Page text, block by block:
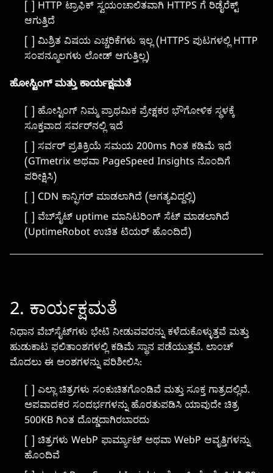
[ ] HTTP ಟ್ರಾಫಿಕ್ ಸ್ವಯಂಚಾಲಿತವಾಗಿ HTTPS ಗೆ ರಿಡೈರೆಕ್ಟ್
ಆಗುತ್ತಿದೆ
[ ] ಮಿಶ್ರಿತ ವಿಷಯ ಎಚ್ಚರಿಕೆಗಳು ಇಲ್ಲ (HTTPS ಪುಟಗಳಲ್ಲಿ HTTP
ಸಂಪನ್ಮೂಲಗಳು ಲೋಡ್ ಆಗುತ್ತಿಲ್ಲ)
ಹೋಸ್ಟಿಂಗ್ ಮತ್ತು ಕಾರ್ಯಕ್ಷಮತೆ
[ ] ಹೋಸ್ಟಿಂಗ್ ನಿಮ್ಮ ಪ್ರಾಥಮಿಕ ಪ್ರೇಕ್ಷಕರ ಭೌಗೋಳಿಕ ಸ್ಥಳಕ್ಕೆ
ಸೂಕ್ತವಾದ ಸರ್ವರ್‌ನಲ್ಲಿ ಇದೆ
[ ] ಸರ್ವರ್ ಪ್ರತಿಕ್ರಿಯೆ ಸಮಯ 200ms ಗಿಂತ ಕಡಿಮೆ ಇದೆ
(GTmetrix ಅಥವಾ PageSpeed Insights ನೊಂದಿಗೆ
ಪರೀಕ್ಷಿಸಿ)
[ ] CDN ಕಾನ್ಫಿಗರ್ ಮಾಡಲಾಗಿದೆ (ಅಗತ್ಯವಿದ್ದಲ್ಲಿ)
[ ] ವೆಬ್‌ಸೈಟ್ uptime ಮಾನಿಟರಿಂಗ್ ಸೆಟ್ ಮಾಡಲಾಗಿದೆ
(UptimeRobot ಉಚಿತ ಟಿಯರ್ ಹೊಂದಿದೆ)
2. ಕಾರ್ಯಕ್ಷಮತೆ
ನಿಧಾನ ವೆಬ್‌ಸೈಟ್‌ಗಳು ಭೇಟಿ ನೀಡುವವರನ್ನು ಕಳೆದುಕೊಳ್ಳುತ್ತವೆ ಮತ್ತು
ಹುಡುಕಾಟ ಫಲಿತಾಂಶಗಳಲ್ಲಿ ಕಡಿಮೆ ಸ್ಥಾನ ಪಡೆಯುತ್ತವೆ. ಲಾಂಚ್
ಮೊದಲು ಈ ಅಂಶಗಳನ್ನು ಪರಿಶೀಲಿಸಿ:
[ ] ಎಲ್ಲಾ ಚಿತ್ರಗಳು ಸಂಕುಚಿತಗೊಂಡಿವೆ ಮತ್ತು ಸೂಕ್ತ ಗಾತ್ರದಲ್ಲಿವೆ.
ಅಪವಾದಕರ ಸಂದರ್ಭಗಳನ್ನು ಹೊರತುಪಡಿಸಿ ಯಾವುದೇ ಚಿತ್ರ
500KB ಗಿಂತ ದೊಡ್ಡದಾಗಿರಬಾರದು
[ ] ಚಿತ್ರಗಳು WebP ಫಾರ್ಮ್ಯಾಟ್ ಅಥವಾ WebP ಆವೃತ್ತಿಗಳನ್ನು
ಹೊಂದಿವೆ